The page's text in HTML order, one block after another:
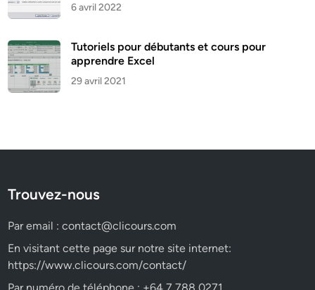
6 avril 2022
Tutoriels pour débutants et cours pour
apprendre Excel
29 avril 2021
Trouvez-nous
Par email :contact@clicours.com
En visitant cette page sur notre site internet:
https://www.clicours.com/contact/